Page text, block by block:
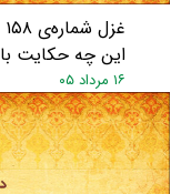
این چه حکایت
۱۶ مرداد ۰۵